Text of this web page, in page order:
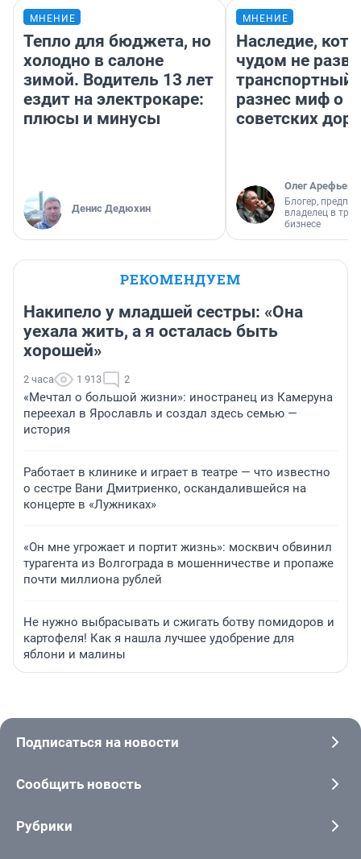
МНЕНИЕ
Тепло для бюджета, но
холодно в салоне
зимой. Водитель 13 лет
ездит на электрокаре:
плюсы и минусы
Денис Дедюхин
МНЕНИЕ
Наследие,
чудом не
транспортный
разнес миф о
советских
Олег Арефьев
Блогер,
владелец в
бизнесе
РЕКОМЕНДУЕМ
Накипело у младшей сестры: «Она
уехала жить, а я осталась быть
хорошей»
2 часа 1 913 2
«Мечтал о большой жизни»: иностранец из Камеруна
переехал в Ярославль и создал здесь семью —
история
Работает в клинике и играет в театре — что известно
о сестре Вани Дмитриенко, оскандалившейся на
концерте в «Лужниках»
«Он мне угрожает и портит жизнь»: москвич обвинил
турагента из Волгограда в мошенничестве и пропаже
почти миллиона рублей
Не нужно выбрасывать и сжигать ботву помидоров и
картофеля! Как я нашла лучшее удобрение для
яблони и малины
Подписаться на новости
Сообщить новость
Рубрики